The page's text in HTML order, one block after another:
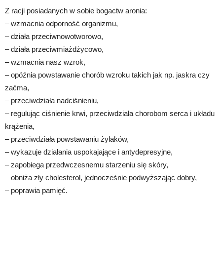
Z racji posiadanych w sobie bogactw aronia:
– wzmacnia odporność organizmu,
– działa przeciwnowotworowo,
– działa przeciwmiażdżycowo,
– wzmacnia nasz wzrok,
– opóźnia powstawanie chorób wzroku takich jak np. jaskra czy
zaćma,
– przeciwdziała nadciśnieniu,
– regulując ciśnienie krwi, przeciwdziała chorobom serca i układu
krążenia,
– przeciwdziała powstawaniu żylaków,
– wykazuje działania uspokajające i antydepresyjne,
– zapobiega przedwczesnemu starzeniu się skóry,
– obniża zły cholesterol, jednocześnie podwyższając dobry,
– poprawia pamięć.